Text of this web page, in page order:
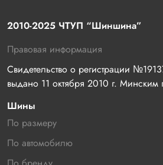
2010-2025 ЧТУП “Шиншина”
Правовая информация
Свидетельство о регистрации
выдано 11 октября 2010 г. Минским
Шины
По размеру
По автомобилю